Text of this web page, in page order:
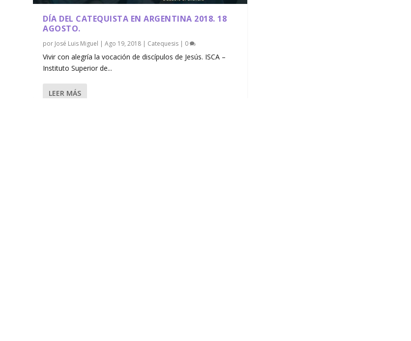
DÍA DEL CATEQUISTA EN ARGENTINA 2018. 18
AGOSTO.
por José Luis Miguel |Ago 19, 2018 | Catequesis | 0
Vivir con alegría la vocación de discípulos de Jesús. ISCA –
Instituto Superior de...
LEER MÁS